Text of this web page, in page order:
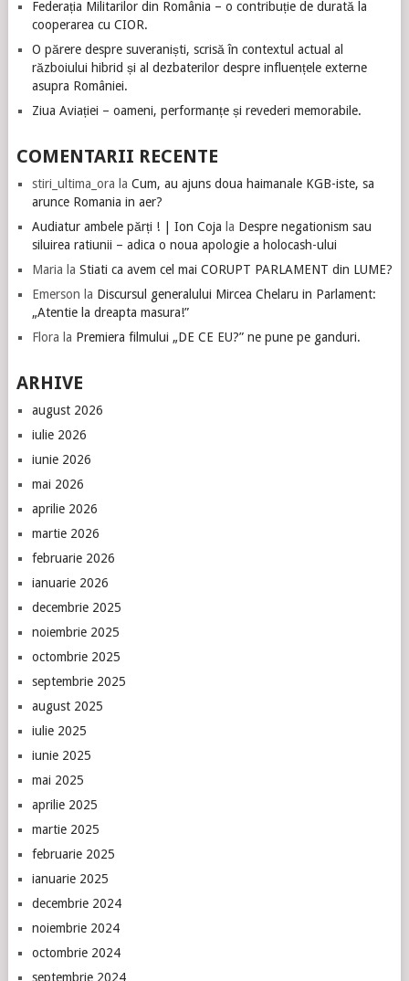
Federația Militarilor din România – o contribuție de durată la
cooperarea cu CIOR.
O părere despre suveraniști, scrisă în contextul actual al
războiului hibrid și al dezbaterilor despre influențele externe
asupra României.
Ziua Aviației – oameni, performanțe și revederi memorabile.
COMENTARII RECENTE
stiri_ultima_ora la Cum, au ajuns doua haimanale KGB-iste, sa
arunce Romania in aer?
Audiatur ambele părți ! | Ion Coja la Despre negationism sau
siluirea ratiunii – adica o noua apologie a holocash-ului
Maria la Stiati ca avem cel mai CORUPT PARLAMENT din LUME?
Emerson la Discursul generalului Mircea Chelaru in Parlament:
„Atentie la dreapta masura!”
Flora la Premiera filmului „DE CE EU?” ne pune pe ganduri.
ARHIVE
august 2026
iulie 2026
iunie 2026
mai 2026
aprilie 2026
martie 2026
februarie 2026
ianuarie 2026
decembrie 2025
noiembrie 2025
octombrie 2025
septembrie 2025
august 2025
iulie 2025
iunie 2025
mai 2025
aprilie 2025
martie 2025
februarie 2025
ianuarie 2025
decembrie 2024
noiembrie 2024
octombrie 2024
septembrie 2024